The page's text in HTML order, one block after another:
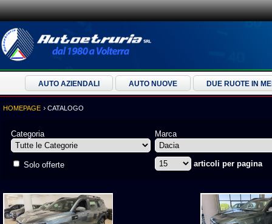
AUTO AZIENDALI AUTO NUOVE DUE RUOTE IN
HOMEPAGE CATALOGO
Categoria Marca
Solo offerte articoli per pagina